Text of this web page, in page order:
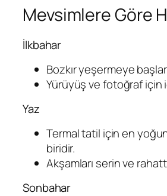
Mevsimlere Göre
İlkbahar
Bozkır yeşermeye
Yürüyüş ve fotoğraf için
Yaz
Termal tatil için en
biridir.
Akşamları serin ve
Sonbahar